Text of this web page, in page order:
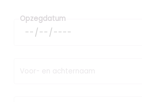
Opzegdatum
Voor- en achternaam